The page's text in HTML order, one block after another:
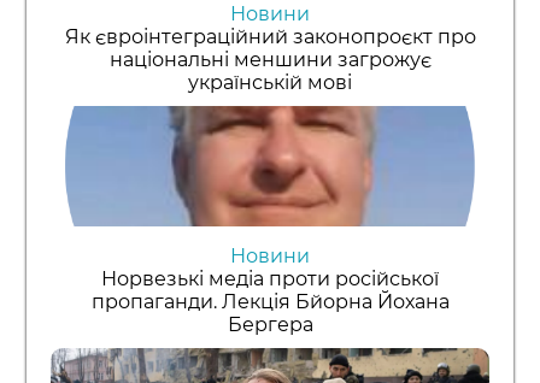
Новини
Як євроінтеграційний законопроєкт про
національні меншини загрожує
українській мові
Новини
Норвезькі медіа проти російської
пропаганди. Лекція Бйорна Йохана
Бергера